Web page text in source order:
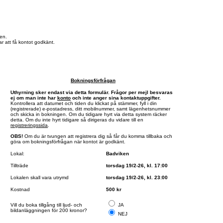
att få kontot godkänt.
Bokningsförfrågan
Uthyrning sker endast via detta formulär. Frågor per mejl besvaras
ej om man inte har konto och inte anger sina kontaktuppgifter.
Kontrollera att datumet och tiden du klickat på stämmer, fyll i din
(registrerade) e-postadress, ditt mobilnummer, samt lägenhetsnummer
och skicka in bokningen. Om du tidigare hyrt via detta system räcker
detta. Om du inte hyrt tidigare så dirigeras du vidare till en
registreringssida
OBS! Om du är tvungen att registrera dig så får du komma tillbaka och
göra om bokningsförfrågan när kontot är godkänt.
Lokal: Badviken
Tillträde torsdag 19/2-26, kl. 17:00
Lokalen skall vara utrymd torsdag 19/2-26, kl. 23:00
Kostnad 500 kr
Vill du boka tillgång till ljud- och
bildanläggningen för 200 kronor?
JA
NEJ